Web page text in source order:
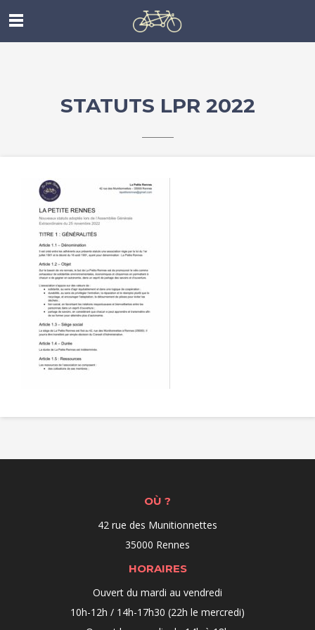
STATUTS LPR 2022
OÙ ?
42 rue des Munitionnettes
35000 Rennes
HORAIRES
Ouvert du mardi au vendredi
10h-12h / 14h-17h30 (22h le mercredi)